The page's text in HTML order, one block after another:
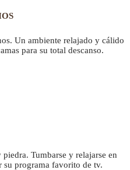
Un ambiente relajado y cálido
para su total descanso.
Tumbarse y relajarse en
su programa favorito de tv.